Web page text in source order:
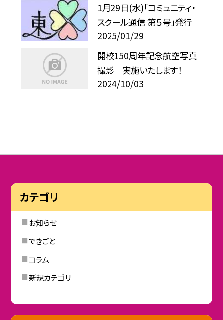
1月29日(水)「コミュニティ・
スクール通信 第５号」発行
2025/01/29
開校150周年記念航空写真
撮影 実施いたします！
2024/10/03
カテゴリ
お知らせ
できごと
コラム
新規カテゴリ